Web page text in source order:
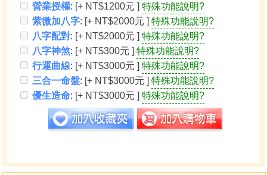
營業授權: [+ NT$1200元 ] 特殊功能說明?
紫微加八字: [+ NT$2000元 ] 特殊功能說明?
八字配對: [+ NT$2000元 ] 特殊功能說明?
八字神煞: [+ NT$300元 ] 特殊功能說明?
行運曲線: [+ NT$3000元 ] 特殊功能說明?
三合一命盤: [+ NT$3000元 ] 特殊功能說明?
優生造命: [+ NT$3000元 ] 特殊功能說明?